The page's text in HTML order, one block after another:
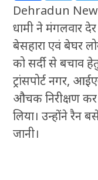
Dehradun
धामी ने मंगलवार
बेसहारा एवं बेघर
को सर्दी से बचाव
ट्रांसपोर्ट नगर,
औचक निरीक्षण कर
लिया। उन्होंने रैन
जानी।